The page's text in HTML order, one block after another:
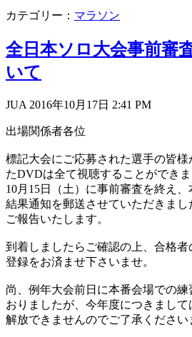
カテゴリー： マラソン
全日本ソロ大会事前審
いて
JUA 2016年10月17日 2:41 PM
出場関係者各位
標記大会にご応募された選手の皆
たDVDは全て視聴することができま
10月15日（土）に事前審査を終え
結果通知を郵送させていただきまし
ご報告いたします。
到着しましたらご確認の上、合格
登録をお済ませ下さいませ。
尚、例年大会前日に本番会場での
おりましたが、今年度につきまして
解放できませんのでご了承ください